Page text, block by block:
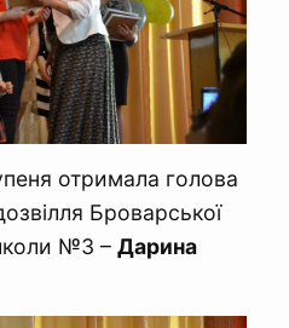
отримала голова
Броварської
№3 – Дарина